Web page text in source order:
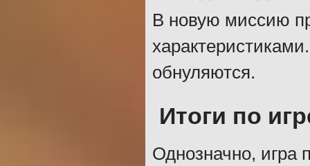
В новую миссию
обнуляются.
Итоги по
Однозначно, игра